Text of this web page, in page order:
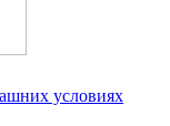
условиях